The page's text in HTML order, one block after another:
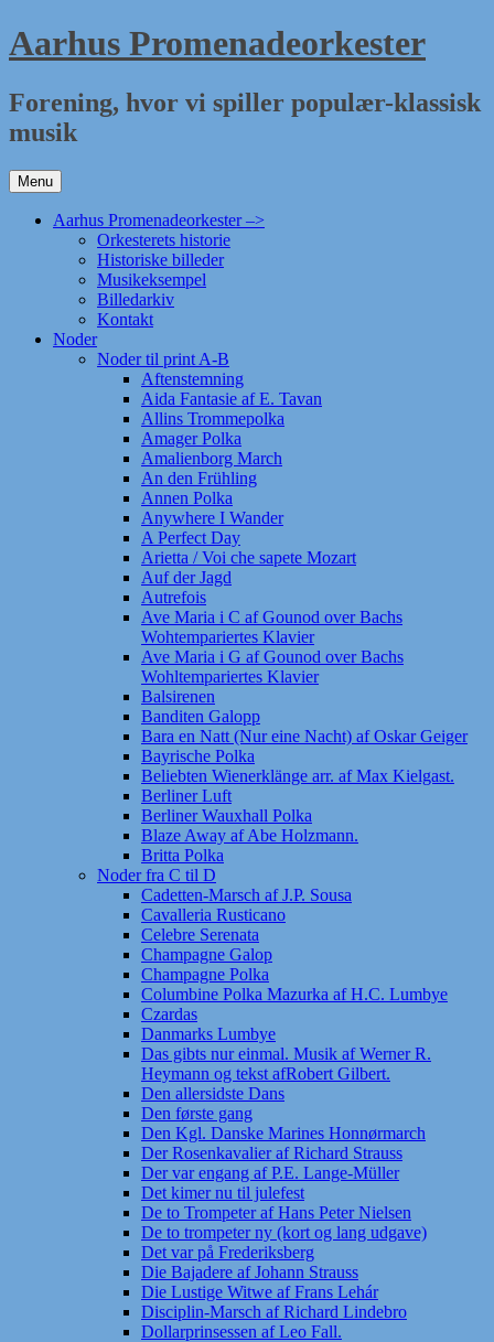
Hop
til
Aarhus Promenadeorkester
Forening, hvor vi spiller populær-klassisk
musik
Menu
Aarhus Promenadeorkester –>
Orkesterets historie
Historiske billeder
Musikeksempel
Billedarkiv
Kontakt
Noder
Noder til print A-B
Aftenstemning
Aida Fantasie af E. Tavan
Allins Trommepolka
Amager Polka
Amalienborg March
An den Frühling
Annen Polka
Anywhere I Wander
A Perfect Day
Arietta / Voi che sapete Mozart
Auf der Jagd
Autrefois
Ave Maria i C af Gounod over Bachs
Wohtempariertes Klavier
Ave Maria i G af Gounod over Bachs
Wohltempariertes Klavier
Balsirenen
Banditen Galopp
Bara en Natt (Nur eine Nacht) af Oskar Geiger
Bayrische Polka
Beliebten Wienerklänge arr. af Max Kielgast.
Berliner Luft
Berliner Wauxhall Polka
Blaze Away af Abe Holzmann.
Britta Polka
Noder fra C til D
Cadetten-Marsch af J.P. Sousa
Cavalleria Rusticano
Celebre Serenata
Champagne Galop
Champagne Polka
Columbine Polka Mazurka af H.C. Lumbye
Czardas
Danmarks Lumbye
Das gibts nur einmal. Musik af Werner R.
Heymann og tekst afRobert Gilbert.
Den allersidste Dans
Den første gang
Den Kgl. Danske Marines Honnørmarch
Der Rosenkavalier af Richard Strauss
Der var engang af P.E. Lange-Müller
Det kimer nu til julefest
De to Trompeter af Hans Peter Nielsen
De to trompeter ny (kort og lang udgave)
Det var på Frederiksberg
Die Bajadere af Johann Strauss
Die Lustige Witwe af Frans Lehár
Disciplin-Marsch af Richard Lindebro
Dollarprinsessen af Leo Fall.